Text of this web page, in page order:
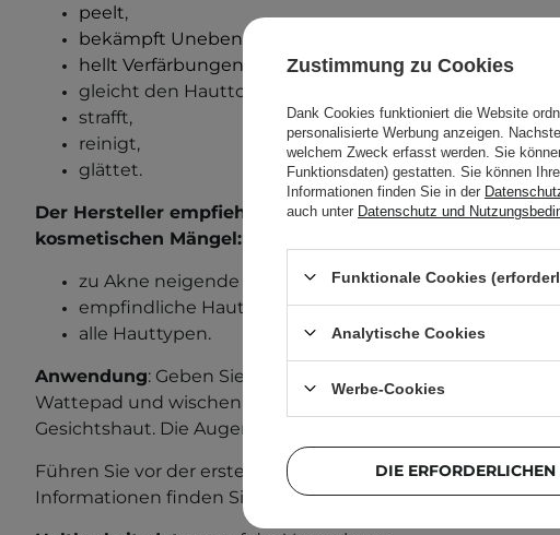
peelt,
bekämpft Unebenheiten,
hellt Verfärbungen auf,
gleicht den Hautton aus,
strafft,
reinigt,
glättet.
Der Hersteller empfiehlt dieses Produkt für die
kosmetischen Mängel:
zu Akne neigende Haut,
empfindliche Haut,
alle Hauttypen.
Anwendung: Geben Sie 3-4 Pumpstöße des
Wattepad und wischen Sie damit sanft über die zuvor
Gesichtshaut. Die Augenpartie vermeiden. 1-2 Mal pro Tag
Führen Sie vor der ersten Anwendung einen Allergietest
Informationen finden Sie in unserem Beitrag zum
Zustimmung zu Cookies
Dank Cookies funktioniert die Website
personalisierte Werbung anzeigen.
welchem Zweck erfasst werden. Sie
Funktionsdaten) gestatten. Sie können
Informationen finden Sie in der
auch unter Datenschutz und
Funktionale Cookies
Analytische Cookies
Werbe-Cookies
DIE